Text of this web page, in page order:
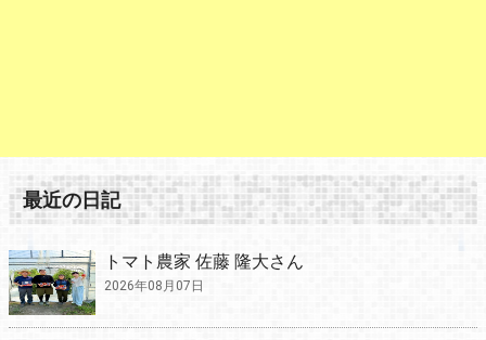
最近の日記
トマト農家 佐藤 隆大さん
2026年08月07日